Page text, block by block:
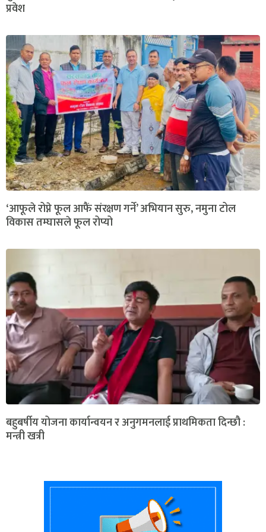
प्रवेश
‘आफूले रोप्ने फूल आफैं संरक्षण गर्ने’ अभियान सुरु, नमुना टोल
विकास तम्घासले फूल रोप्यो
बहुबर्षीय योजना कार्यान्वयन र अनुगमनलाई प्राथमिकता दिन्छौ :
मन्त्री खत्री